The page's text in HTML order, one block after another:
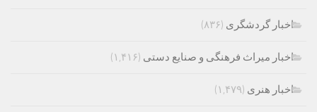
اخبار گردشگری (۸۳۶)
اخبار میراث فرهنگی و صنایع دستی (۱,۴۱۶)
اخبار هنری (۱,۴۷۹)